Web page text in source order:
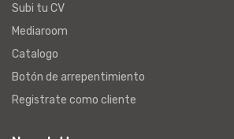
Subi tu CV
Mediaroom
Catalogo
Botón de arrepentimiento
Registrate como cliente